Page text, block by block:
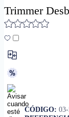
Trimmer
CÓDIGO: